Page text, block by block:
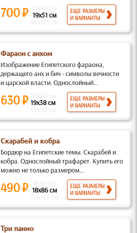
700 ₽ 19x51 см
ЕЩЕ РАЗМЕРЫ
И ВАРИАНТЫ
Фараон с анхом
Изображение Египетского фараона,
держащего анх и бич - символы вечности
и царской власти. Однослойный...
630 ₽ 19x38 см
ЕЩЕ РАЗМЕРЫ
И ВАРИАНТЫ
Скарабей и кобра
Бордюр на Египетские темы. Скарабей и
кобра. Однослойный трафарет. Купить его
можно не только размером...
490 ₽ 18x86 см
ЕЩЕ РАЗМЕРЫ
И ВАРИАНТЫ
Три панно